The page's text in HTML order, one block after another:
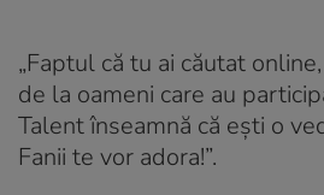
„Faptul că tu ai căutat
de la oameni care au
Talent înseamnă că ești o
Fanii te vor adora!”.